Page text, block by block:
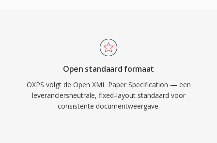
Open standaard formaat
OXPS volgt de Open XML Paper Specification — een
leveranciersneutrale, fixed-layout standaard voor
consistente documentweergave.